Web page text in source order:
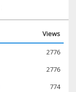
Views
2776
2776
774